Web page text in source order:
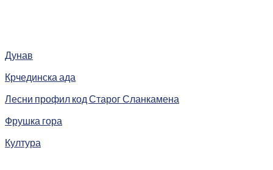
Дунав
Крчединска ада
Лесни профил код Старог Сланкамена
Фрушка гора
Култура